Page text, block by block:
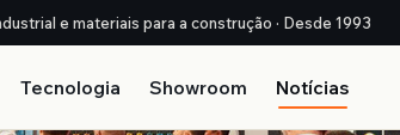
e materiais para a construção · Desde 1993
Tecnologia Showroom Notícias